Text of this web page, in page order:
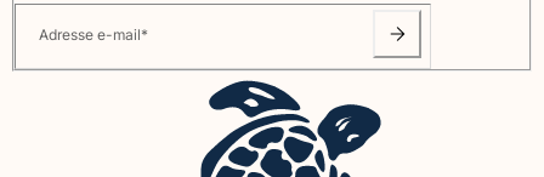
Tous les articles
Adresse e-mail*